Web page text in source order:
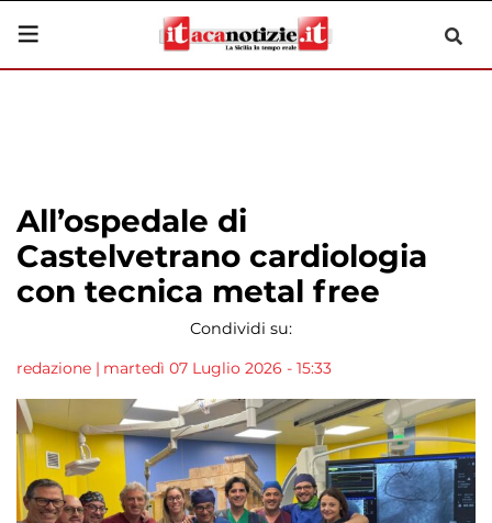
All’ospedale di
Castelvetrano cardiologia
con tecnica metal free
Condividi su:
redazione | martedì 07 Luglio 2026 - 15:33